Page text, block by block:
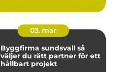
03. mar
Byggfirma sundsvall så
väljer du rätt partner för ett
hållbart projekt